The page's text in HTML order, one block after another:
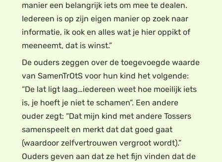
manier een belangrijk iets om mee te dealen.
Iedereen is op zijn eigen manier op zoek naar
informatie, ik ook en alles wat je hier oppikt of
meeneemt, dat is winst.”
De ouders zeggen over de toegevoegde waarde
van SamenTrOtS voor hun kind het volgende:
“De lat ligt laag…iedereen weet hoe moeilijk iets
is, je hoeft je niet te schamen”. Een andere
ouder zegt: “Dat mijn kind met andere Tossers
samenspeelt en merkt dat dat goed gaat
(waardoor zelfvertrouwen vergroot wordt).”
Ouders geven aan dat ze het fijn vinden dat de